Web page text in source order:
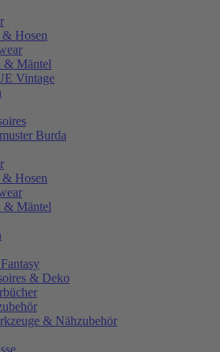
& Hosen
& Mäntel
Vintage
Burda
& Hosen
& Mäntel
& Deko
& Nähzubehör